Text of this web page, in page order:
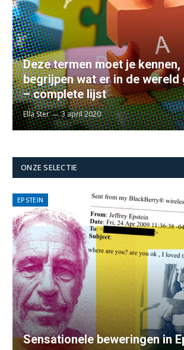
Deze termen moet je kennen,
begrijpen wat er in de wereld
– complete lijst
Ella Ster 3 april 2020
ONZE SELECTIE
EPSTEIN
Sensationele beweringen in